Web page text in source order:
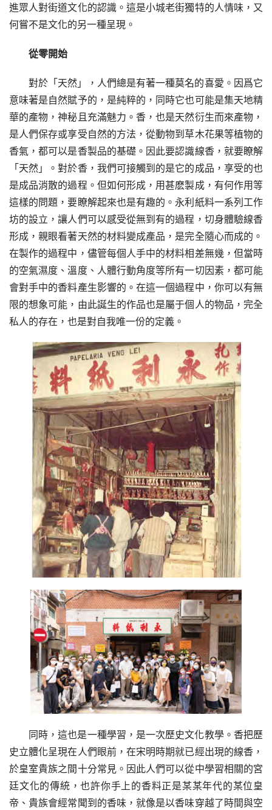
進眾人對街道文化的認識。這是小城老街獨特的人情味，又
何嘗不是文化的另一種呈現。
從零開始
對於「天然」，人們總是有著一種莫名的喜愛。因爲它
意味著是自然賦予的，是純粹的，同時它也可能是集天地精
華的產物，神秘且充滿魅力。香，也是天然衍生而來產物，
是人們保存或享受自然的方法，從動物到草木花果等植物的
香氣，都可以是香製品的基礎。因此要認識線香，就要瞭解
「天然」。對於香，我們可接觸到的是它的成品，享受的也
是成品消散的過程。但如何形成，用甚麽製成，有何作用等
這樣的問題，要瞭解起來也是有趣的。永利紙料一系列工作
坊的設立，讓人們可以感受從無到有的過程，切身體驗線香
形成，親眼看著天然的材料變成產品，是完全隨心而成的。
在製作的過程中，儘管每個人手中的材料相差無幾，但當時
的空氣濕度、溫度、人體行動角度等所有一切因素，都可能
會對手中的香料產生影響的。在這一個過程中，你可以有無
限的想象可能，由此誕生的作品也是屬于個人的物品，完全
私人的存在，也是對自我唯一份的定義。
同時，這也是一種學習，是一次歷史文化教學。香把歷
史立體化呈現在人們眼前，在宋明時期就已經出現的線香，
於皇室貴族之間十分常見。因此人們可以從中學習相關的宮
廷文化的傳統，也許你手上的香料正是某某年代的某位皇
帝、貴族會經常聞到的香味，就像是以香味穿越了時間與空